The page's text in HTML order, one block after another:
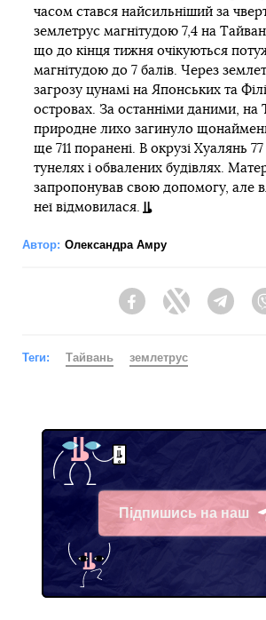
часом стався найсильніший за
землетрус магнітудою 7,4 на
що до кінця тижня очікуються
магнітудою до 7 балів. Через
загрозу цунамі на Японських та
островах. За останніми даними, на
природне лихо загинуло
ще 711 поранені. В окрузі Хуалянь
тунелях і обвалених будівлях.
запропонував свою допомогу, але
неї відмовилася.
Автор: Олександра Амру
FacebookTwitter
Теги: Тайвань землетрус
Підпишись на наш
Telegram